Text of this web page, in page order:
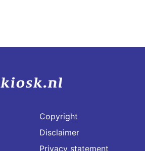
Copyright
Disclaimer
Privacy statement